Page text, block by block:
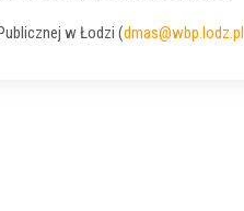
w Łodzi (dmas@wbp.lodz.pl